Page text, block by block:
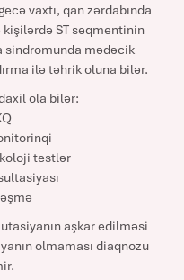
vaxtı, qan zərdabında
ST seqmentinin
sindromunda mədəcik
ilə təhrik oluna bilər.
ola bilər:
testlər
aşkar edilməsi
olmaması diaqnozu